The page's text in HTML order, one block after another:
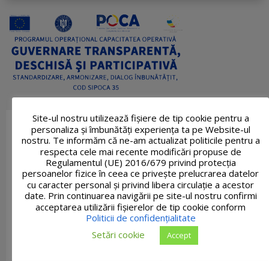
Site-ul nostru utilizează fişiere de tip cookie pentru a
personaliza și îmbunătăți experiența ta pe Website-ul
nostru. Te informăm că ne-am actualizat politicile pentru a
respecta cele mai recente modificări propuse de
Regulamentul (UE) 2016/679 privind protecția
persoanelor fizice în ceea ce privește prelucrarea datelor
cu caracter personal și privind libera circulație a acestor
date. Prin continuarea navigării pe site-ul nostru confirmi
acceptarea utilizării fişierelor de tip cookie conform
Politicii de confidențialitate
Setări cookie
Accept